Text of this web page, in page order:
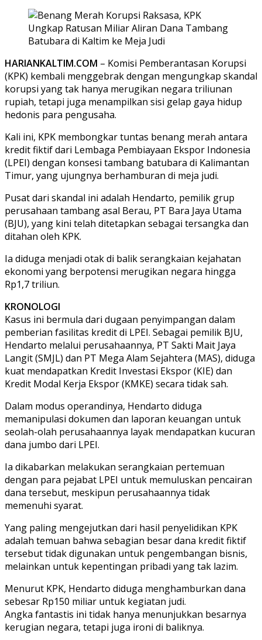
HARIANKALTIM.COM – Komisi Pemberantasan Korupsi
(KPK) kembali menggebrak dengan mengungkap skandal
korupsi yang tak hanya merugikan negara triliunan
rupiah, tetapi juga menampilkan sisi gelap gaya hidup
hedonis para pengusaha.
Kali ini, KPK membongkar tuntas benang merah antara
kredit fiktif dari Lembaga Pembiayaan Ekspor Indonesia
(LPEI) dengan konsesi tambang batubara di Kalimantan
Timur, yang ujungnya berhamburan di meja judi.
Pusat dari skandal ini adalah Hendarto, pemilik grup
perusahaan tambang asal Berau, PT Bara Jaya Utama
(BJU), yang kini telah ditetapkan sebagai tersangka dan
ditahan oleh KPK.
Ia diduga menjadi otak di balik serangkaian kejahatan
ekonomi yang berpotensi merugikan negara hingga
Rp1,7 triliun.
KRONOLOGI
Kasus ini bermula dari dugaan penyimpangan dalam
pemberian fasilitas kredit di LPEI. Sebagai pemilik BJU,
Hendarto melalui perusahaannya, PT Sakti Mait Jaya
Langit (SMJL) dan PT Mega Alam Sejahtera (MAS), diduga
kuat mendapatkan Kredit Investasi Ekspor (KIE) dan
Kredit Modal Kerja Ekspor (KMKE) secara tidak sah.
Dalam modus operandinya, Hendarto diduga
memanipulasi dokumen dan laporan keuangan untuk
seolah-olah perusahaannya layak mendapatkan kucuran
dana jumbo dari LPEI.
Ia dikabarkan melakukan serangkaian pertemuan
dengan para pejabat LPEI untuk memuluskan pencairan
dana tersebut, meskipun perusahaannya tidak
memenuhi syarat.
Yang paling mengejutkan dari hasil penyelidikan KPK
adalah temuan bahwa sebagian besar dana kredit fiktif
tersebut tidak digunakan untuk pengembangan bisnis,
melainkan untuk kepentingan pribadi yang tak lazim.
Menurut KPK, Hendarto diduga menghamburkan dana
sebesar Rp150 miliar untuk kegiatan judi.
Angka fantastis ini tidak hanya menunjukkan besarnya
kerugian negara, tetapi juga ironi di baliknya.